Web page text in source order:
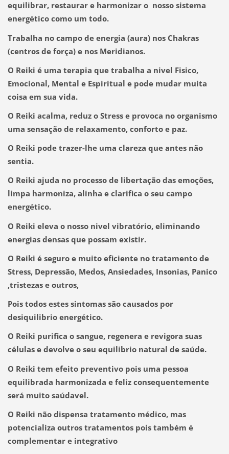
equilibrar, restaurar e harmonizar o nosso sistema
energético como um todo.
Trabalha no campo de energia (aura) nos Chakras
(centros de força) e nos Meridianos.
O Reiki é uma terapia que trabalha a nivel Fisico,
Emocional, Mental e Espiritual e pode mudar muita
coisa em sua vida.
O Reiki acalma, reduz o Stress e provoca no organismo
uma sensação de relaxamento, conforto e paz.
O Reiki pode trazer-lhe uma clareza que antes não
sentia.
O Reiki ajuda no processo de libertação das emoções,
limpa harmoniza, alinha e clarifica o seu campo
energético.
O Reiki eleva o nosso nivel vibratório, eliminando
energias densas que possam existir.
O Reiki é seguro e muito eficiente no tratamento de
Stress, Depressão, Medos, Ansiedades, Insonias, Panico
,tristezas e outros,
Pois todos estes sintomas são causados por
desiquilibrio energético.
O Reiki purifica o sangue, regenera e revigora suas
células e devolve o seu equilibrio natural de saúde.
O Reiki tem efeito preventivo pois uma pessoa
equilibrada harmonizada e feliz consequentemente
será muito saúdavel.
O Reiki não dispensa tratamento médico, mas
potencializa outros tratamentos pois também é
complementar e integrativo